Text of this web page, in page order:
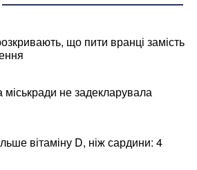
що пити вранці замість
міськради не задекларувала
вітаміну D, ніж сардини: 4